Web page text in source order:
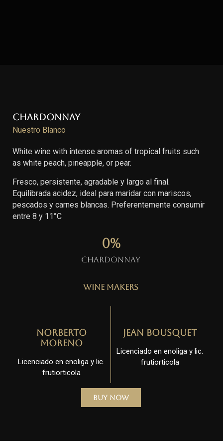
Chardonnay
Nuestro Blanco
White wine with intense aromas of tropical fruits such
as white peach, pineapple, or pear.
Fresco, persistente, agradable y largo al final.
Equilibrada acidez, ideal para maridar con mariscos,
pescados y carnes blancas. Preferentemente consumir
entre 8 y 11°C
Chardonnay
0%
Wine Makers
Norberto
Moreno
Licenciado en enoliga y lic.
frutiorticola
Jean Bousquet
Licenciado en enoliga y lic.
frutiorticola
Buy Now